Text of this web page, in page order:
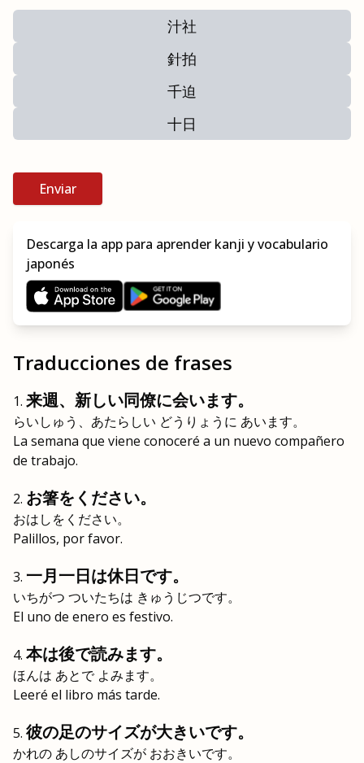
汁社
針拍
千迫
十日
Enviar
Descarga la app para aprender kanji y vocabulario
japonés
Traducciones de frases
来週、新しい同僚に会います。
らいしゅう、あたらしい どうりょうに あいます。
La semana que viene conoceré a un nuevo compañero
de trabajo.
お箸をください。
おはしをください。
Palillos, por favor.
一月一日は休日です。
いちがつ ついたちは きゅうじつです。
El uno de enero es festivo.
本は後で読みます。
ほんは あとで よみます。
Leeré el libro más tarde.
彼の足のサイズが大きいです。
かれの あしのサイズが おおきいです。